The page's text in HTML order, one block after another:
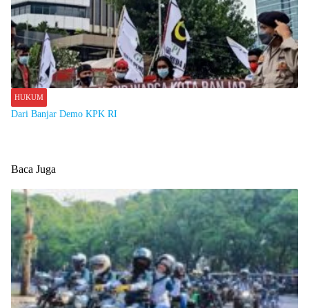
HUKUM
Dari Banjar Demo KPK RI
Baca Juga